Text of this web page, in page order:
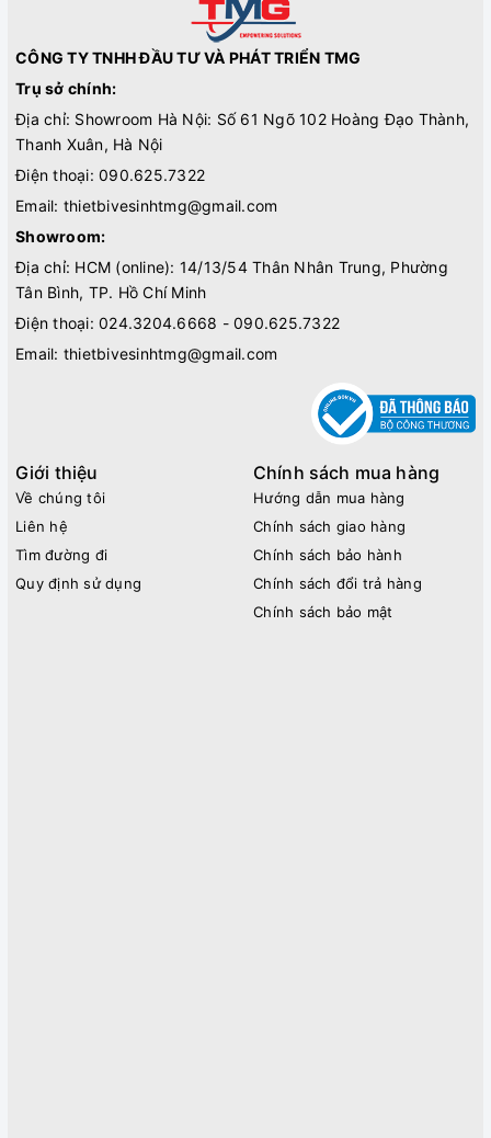
CÔNG TY TNHH ĐẦU TƯ VÀ PHÁT TRIỂN TMG
Trụ sở chính:
Địa chỉ: Showroom Hà Nội: Số 61 Ngõ 102 Hoàng Đạo Thành,
Thanh Xuân, Hà Nội
Điện thoại: 090.625.7322
Email: thietbivesinhtmg@gmail.com
Showroom:
Địa chỉ: HCM (online): 14/13/54 Thân Nhân Trung, Phường
Tân Bình, TP. Hồ Chí Minh
Điện thoại: 024.3204.6668 - 090.625.7322
Email: thietbivesinhtmg@gmail.com
Giới thiệu
Về chúng tôi
Liên hệ
Tìm đường đi
Quy định sử dụng
Chính sách mua hàng
Hướng dẫn mua hàng
Chính sách giao hàng
Chính sách bảo hành
Chính sách đổi trả hàng
Chính sách bảo mật